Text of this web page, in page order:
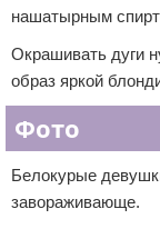
нашатырным
Окрашивать дуги
образ яркой
Фото
Белокурые
завораживающе.